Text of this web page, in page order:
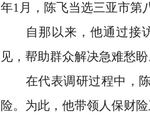
年1月，陈飞当选三亚市第
自那以来，他通过接
见，帮助群众解决急难愁盼
在代表调研过程中，
险。为此，他带领人保财